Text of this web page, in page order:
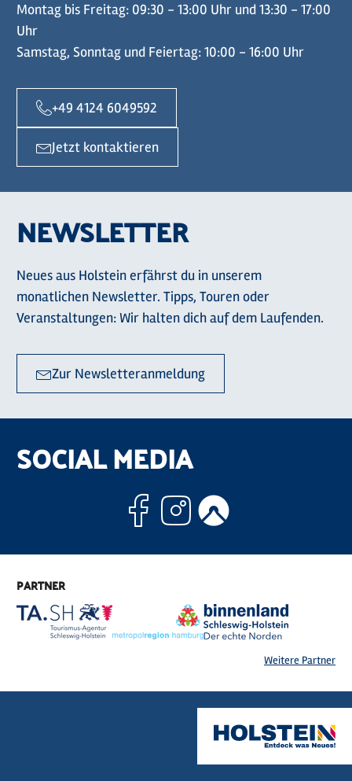
Montag bis Freitag: 09:30 - 13:00 Uhr und 13:30 - 17:00
Uhr
Samstag, Sonntag und Feiertag: 10:00 - 16:00 Uhr
+49 4124 6049592
Jetzt kontaktieren
NEWSLETTER
Neues aus Holstein erfährst du in unserem
monatlichen Newsletter. Tipps, Touren oder
Veranstaltungen: Wir halten dich auf dem Laufenden.
Zur Newsletteranmeldung
SOCIAL MEDIA
Facebook
Instagram
PARTNER
Weitere Partner